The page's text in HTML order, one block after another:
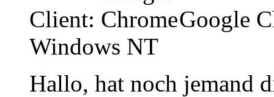
Client:
Google
Windows NT
Hallo, hat noch jemand